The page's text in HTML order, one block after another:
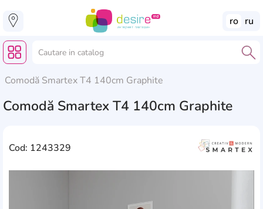
ro ru
Comodă Smartex Т4 140cm Graphite
Comodă Smartex Т4 140cm Graphite
Cod: 1243329